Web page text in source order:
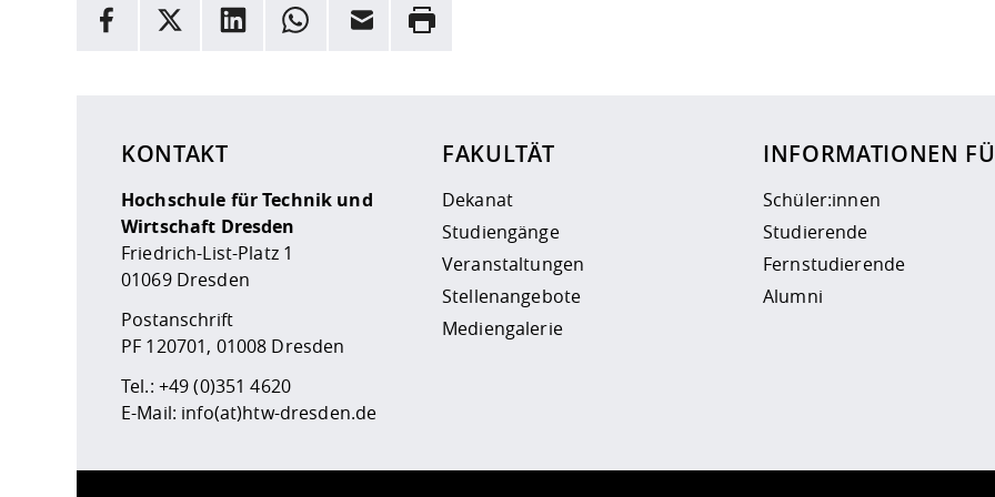
Facebook
X LinkedInWhatsappE-Mail Drucken
KONTAKT
Hochschule für Technik und
Wirtschaft Dresden
Friedrich-List-Platz 1
01069 Dresden
Postanschrift
PF 120701, 01008 Dresden
Tel.: +49 (0)351 4620
E-Mail: info(at)htw-dresden.de
FAKULTÄT
Dekanat
Studiengänge
Veranstaltungen
Stellenangebote
Mediengalerie
INFORMATIONEN
Schüler:innen
Studierende
Fernstudierende
Alumni